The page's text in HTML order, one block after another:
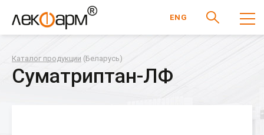
ENG
Каталог продукции (Беларусь)
Суматриптан-ЛФ